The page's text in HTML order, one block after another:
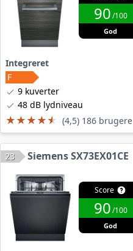
90/100
God
Integreret
9 kuverter
48 dB lydniveau
★★★★★
★★★★★ (4,5) 186 brugere
23 Siemens SX73EX01CE
Score
90/100
God